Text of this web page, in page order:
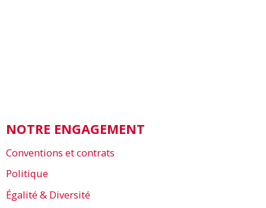
NOTRE ENGAGEMENT
Conventions et contrats
Politique
Égalité & Diversité